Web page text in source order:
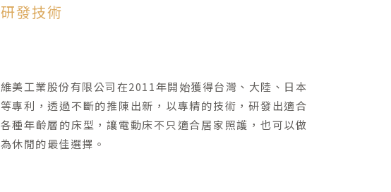
研發技術
維美工業股份有限公司在2011年開始獲得台灣、大陸、日本
等專利，透過不斷的推陳出新，以專精的技術，研發出適合
各種年齡層的床型，讓電動床不只適合居家照護，也可以做
為休閒的最佳選擇。